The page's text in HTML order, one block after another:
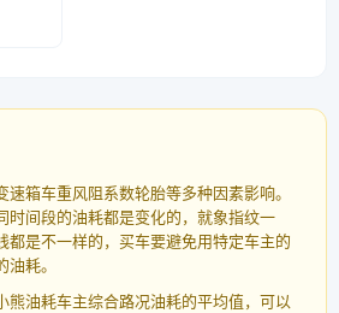
箱车重风阻系数轮胎等多种因素影响。
时间段的油耗都是变化的，就象指纹一
都是不一样的，买车要避免用特定车主的
耗。
熊油耗车主综合路况油耗的平均值，可以